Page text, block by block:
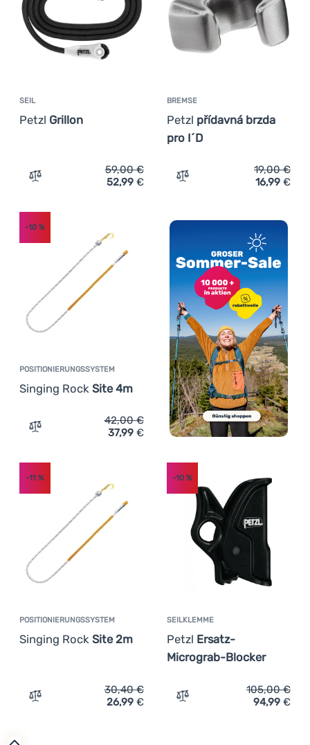
Anmelden /
Registrieren
SEIL
Petzl Grillon
Zum Vergleich 'Seil Petzl Grillon' hinzufügen
59,00€
52,99 €
BREMSE
Petzl přídavná brzda
pro I´D
Zum Vergleich 'Bremse
19,00€
16,99 €
POSITIONIERUNGSSYSTEM
Singing Rock Site 4m
-10 %
Zum Vergleich 'Positionierungssystem Singing Rock
42,00€
37,99 €
POSITIONIERUNGSSYSTEM
Singing Rock Site 2m
-11 %
Zum Vergleich 'Positionierungssystem Singing Rock
30,40€
26,99 €
SEILKLEMME
Petzl Ersatz-
Micrograb-Blocker
-10%
Zum Vergleich
105,00€
94,99 €